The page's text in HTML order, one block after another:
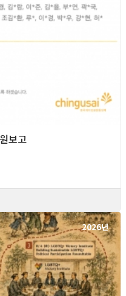
보고
2026년